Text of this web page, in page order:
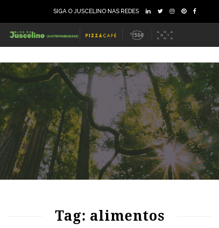
SIGA O JUSCELINO NAS REDES
Tag: alimentos